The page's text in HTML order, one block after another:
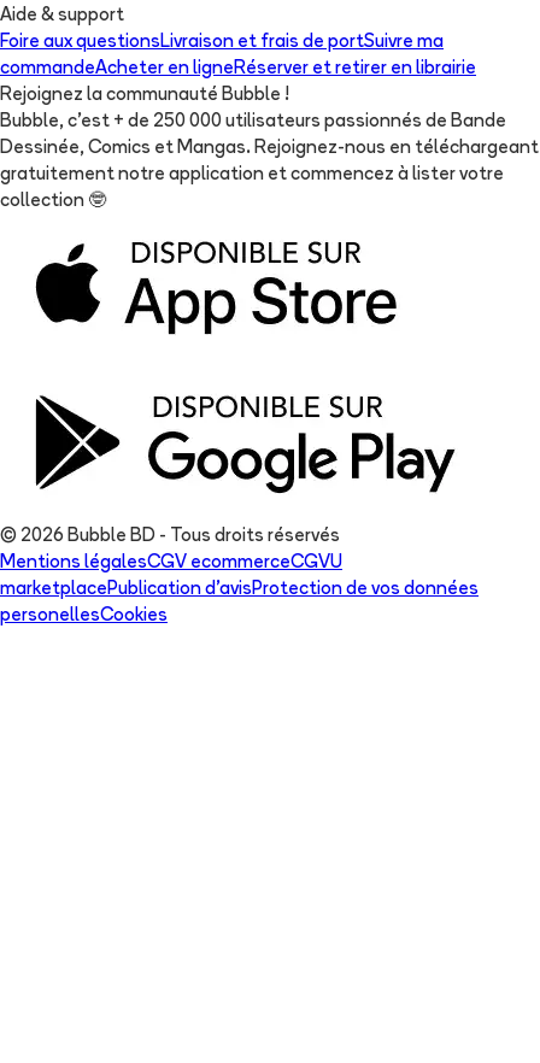
Aide & support
Foire aux questions Livraison et frais de portSuivre ma
commandeAcheter en ligne Réserver et retirer en librairie
Rejoignez la communauté Bubble !
Bubble, c'est + de 250 000 utilisateurs passionnés de Bande
Dessinée, Comics et Mangas. Rejoignez-nous en téléchargeant
gratuitement notre application et commencez à lister votre
collection 🤓
© 2026 Bubble BD - Tous droits réservés
Mentions légalesCGV ecommerceCGVU
marketplace Publication d'avis Protection de vos données
personellesCookies